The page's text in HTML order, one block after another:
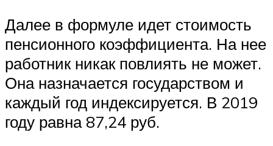
Далее в формуле идет стоимость
пенсионного коэффициента. На нее
работник никак повлиять не может.
Она назначается государством и
каждый год индексируется. В 2019
году равна 87,24 руб.